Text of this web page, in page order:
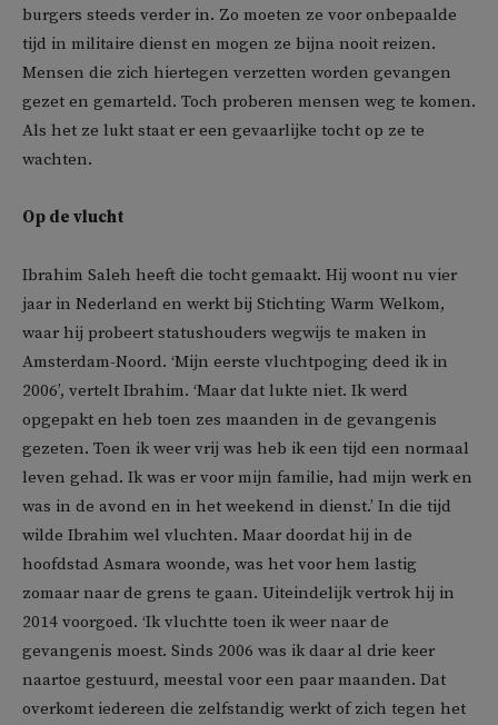
burgers steeds verder in. Zo moeten ze voor onbepaalde
tijd in militaire dienst en mogen ze bijna nooit reizen.
Mensen die zich hiertegen verzetten worden gevangen
gezet en gemarteld. Toch proberen mensen weg te komen.
Als het ze lukt staat er een gevaarlijke tocht op ze te
wachten.
Op de vlucht
Ibrahim Saleh heeft die tocht gemaakt. Hij woont nu vier
jaar in Nederland en werkt bij Stichting Warm Welkom,
waar hij probeert statushouders wegwijs te maken in
Amsterdam-Noord. ‘Mijn eerste vluchtpoging deed ik in
2006’, vertelt Ibrahim. ‘Maar dat lukte niet. Ik werd
opgepakt en heb toen zes maanden in de gevangenis
gezeten. Toen ik weer vrij was heb ik een tijd een normaal
leven gehad. Ik was er voor mijn familie, had mijn werk en
was in de avond en in het weekend in dienst.’ In die tijd
wilde Ibrahim wel vluchten. Maar doordat hij in de
hoofdstad Asmara woonde, was het voor hem lastig
zomaar naar de grens te gaan. Uiteindelijk vertrok hij in
2014 voorgoed. ‘Ik vluchtte toen ik weer naar de
gevangenis moest. Sinds 2006 was ik daar al drie keer
naartoe gestuurd, meestal voor een paar maanden. Dat
overkomt iedereen die zelfstandig werkt of zich tegen het